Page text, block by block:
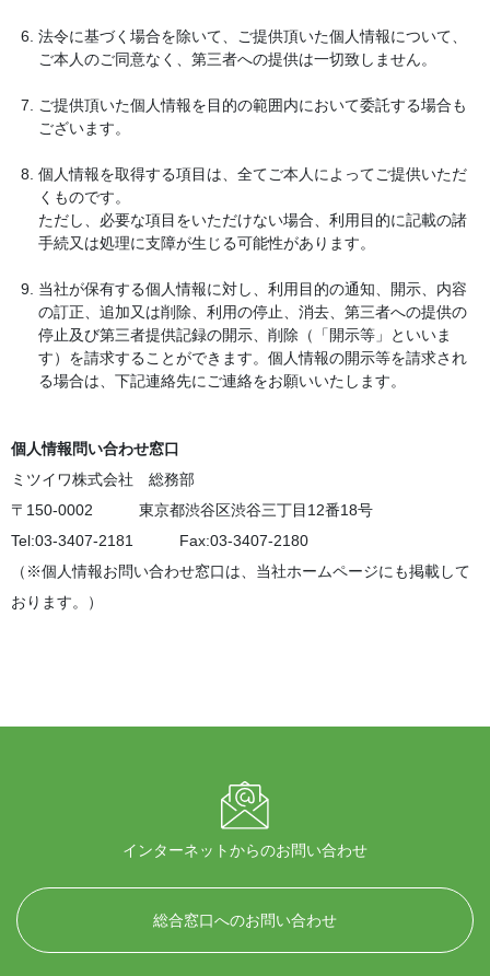
法令に基づく場合を除いて、ご提供頂いた個人情報について、
ご本人のご同意なく、第三者への提供は一切致しません。
ご提供頂いた個人情報を目的の範囲内において委託する場合も
ございます。
個人情報を取得する項目は、全てご本人によってご提供いただ
くものです。
ただし、必要な項目をいただけない場合、利用目的に記載の諸
手続又は処理に支障が生じる可能性があります。
当社が保有する個人情報に対し、利用目的の通知、開示、内容
の訂正、追加又は削除、利用の停止、消去、第三者への提供の
停止及び第三者提供記録の開示、削除（「開示等」といいま
す）を請求することができます。個人情報の開示等を請求され
る場合は、下記連絡先にご連絡をお願いいたします。
個人情報問い合わせ窓口
ミツイワ株式会社 総務部
〒150-0002 東京都渋谷区渋谷三丁目12番18号
Tel:03-3407-2181 Fax:03-3407-2180
（※個人情報お問い合わせ窓口は、当社ホームページにも掲載して
おります。）
インターネットからのお問い合わせ
総合窓口へのお問い合わせ